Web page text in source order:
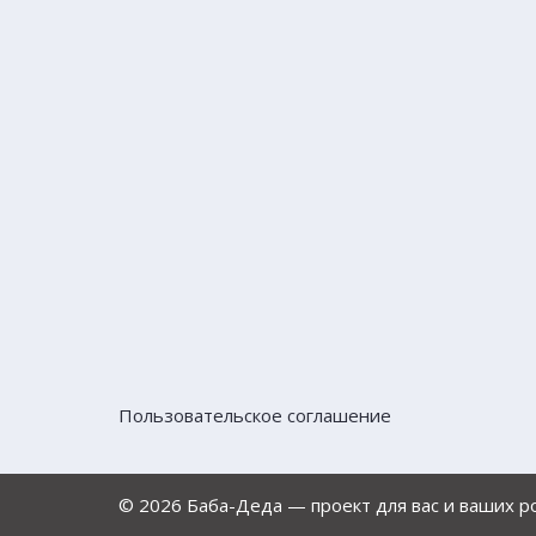
Пользовательское соглашение
© 2026 Баба-Деда — проект для вас и ваших